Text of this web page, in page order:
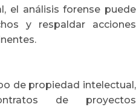
el análisis forense puede
y respaldar acciones
de propiedad intelectual,
de proyectos